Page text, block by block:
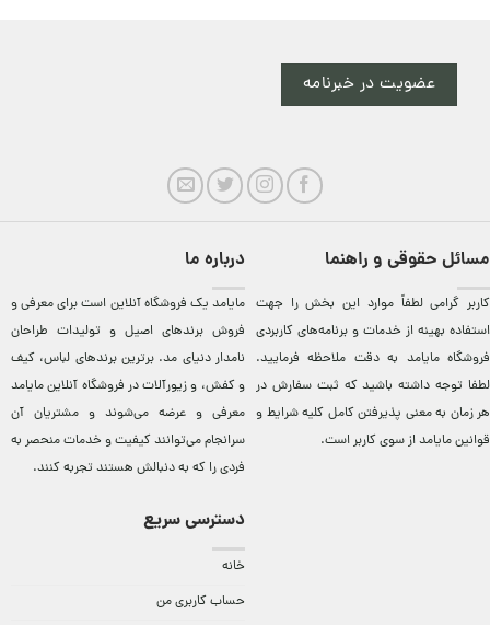
عضویت در خبرنامه
مسائل حقوقی و راهنما
کاربر گرامی لطفاً موارد این بخش را جهت
استفاده بهینه از خدمات و برنامه‌‏های کاربردی
فروشگاه مایامد به دقت ملاحظه فرمایید.
لطفا توجه داشته باشید که ثبت سفارش در
هر زمان به معنی پذیرفتن کامل کلیهشرایط و
قوانین مایامداز سوی کاربر است.
درباره ما
مایامد يک فروشگاه آنلاين است برای معرفی و
فروش برندهای اصيل و توليدات طراحان
نامدار دنيای مد. برترين‌ برندهای لباس، کيف
و کفش، و زيورآلات در فروشگاه آنلاين مایامد
معرفی و عرضه می‌شوند و مشتريان آن
سرانجام می‌توانند کيفيت و خدمات منحصر به
فردی را که به دنبالش هستند تجربه کنند.
دسترسی سریع
خانه
حساب کاربری من